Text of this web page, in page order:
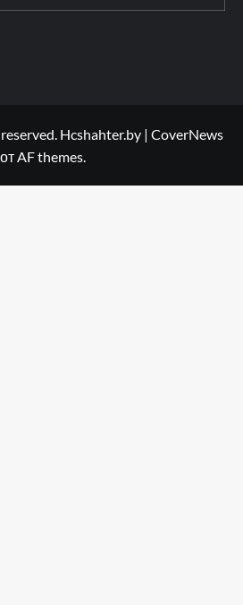
Hcshahter.by | CoverNews
от AF themes.